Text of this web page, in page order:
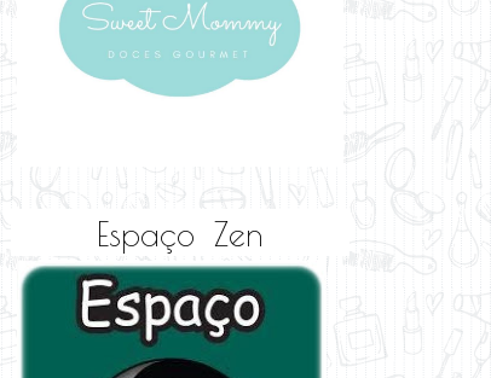
Espaço Zen